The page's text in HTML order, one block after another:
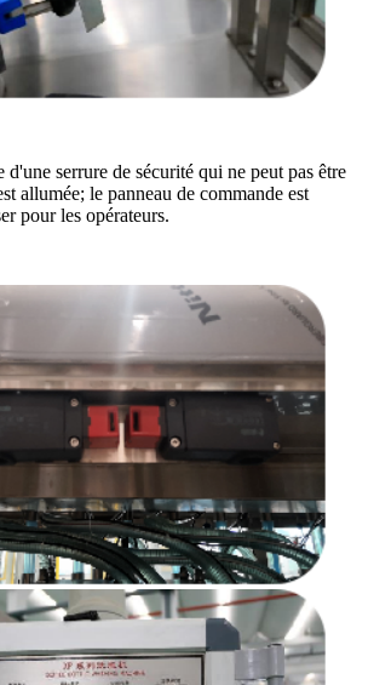
d'une serrure de sécurité qui ne peut pas être
allumée; le panneau de commande est
pour les opérateurs.